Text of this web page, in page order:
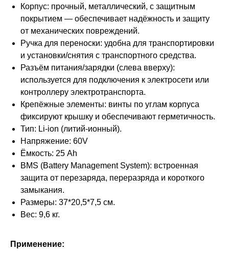
Корпус: прочный, металлический, с защитным
покрытием — обеспечивает надёжность и защиту
от механических повреждений.
Ручка для переноски: удобна для транспортировки
и установки/снятия с транспортного средства.
Разъём питания/зарядки (слева вверху):
используется для подключения к электросети или
контроллеру электротранспорта.
Крепёжные элементы: винты по углам корпуса
фиксируют крышку и обеспечивают герметичность.
Тип: Li-ion (литий-ионный).
Напряжение: 60V
Ёмкость: 25 Ah
BMS (Battery Management System): встроенная
защита от перезаряда, переразряда и короткого
замыкания.
Размеры: 37*20,5*7,5 см.
Вес: 9,6 кг.
Применение: